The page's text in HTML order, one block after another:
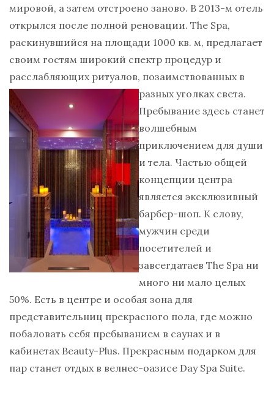
мировой, а затем отстроено заново. В 2013-м отель
открылся после полной реновации. The Spa,
раскинувшийся на площади 1000 кв. м, предлагает
своим гостям широкий спектр процедур и
расслабляющих ритуалов, позаимствованных в
разных уголках света.
Пребывание здесь станет
волшебным
приключением для души
и тела. Частью общей
концепции центра
является эксклюзивный
барбер-шоп. К слову,
мужчин среди
посетителей и
завсегдатаев The Spa ни
много ни мало целых
50%. Есть в центре и особая зона для
представительниц прекрасного пола, где можно
побаловать себя пребыванием в саунах и в
кабинетах Beauty-Plus. Прекрасным подарком для
пар станет отдых в велнес-оазисе Day Spa Suite.